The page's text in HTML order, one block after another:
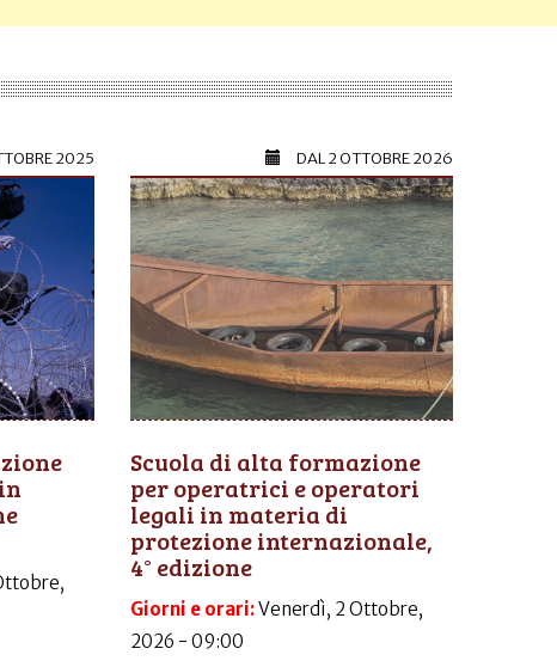
2025 DAL2 OTTOBRE 2026
Scuola di alta formazione
per operatrici e operatori
legali in materia di
protezione internazionale,
4° edizione
Giorni e orari:Venerdì, 2 Ottobre,
2026 - 09:00